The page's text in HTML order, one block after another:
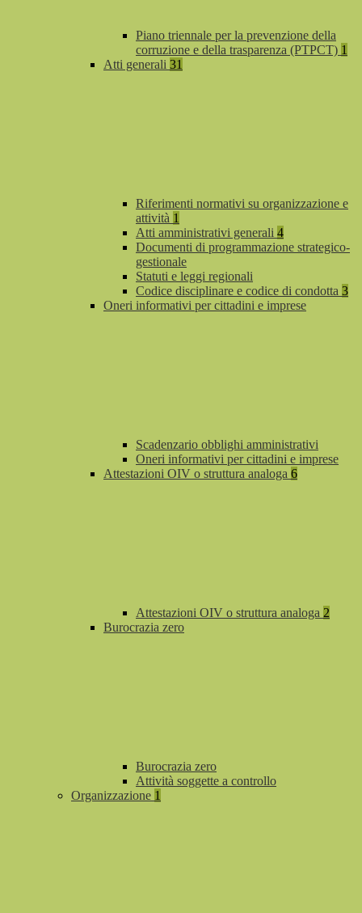
Piano triennale per la prevenzione della
corruzione e della trasparenza (PTPCT) 1
Atti generali 31
Riferimenti normativi su organizzazione e
attività 1
Atti amministrativi generali 4
Documenti di programmazione strategico-
gestionale
Statuti e leggi regionali
Codice disciplinare e codice di condotta 3
Oneri informativi per cittadini e imprese
Scadenzario obblighi amministrativi
Oneri informativi per cittadini e imprese
Attestazioni OIV o struttura analoga 6
Attestazioni OIV o struttura analoga 2
Burocrazia zero
Burocrazia zero
Attività soggette a controllo
Organizzazione 1